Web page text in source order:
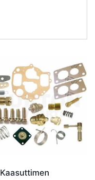
Kaasuttimen